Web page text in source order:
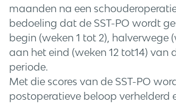
maanden na een
bedoeling dat de SST-PO wordt
begin (weken 1 tot 2), halverwege
aan het eind (weken 12 tot14) van
periode.
Met die scores van de SST-PO
postoperatieve beloop verhelderd